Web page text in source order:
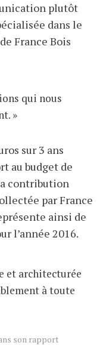
plutôt
dans le
France Bois
qui nous
»
sur 3 ans
au budget de
contribution
par France
ainsi de
l’année 2016.
et architecturée
à toute
son rapport